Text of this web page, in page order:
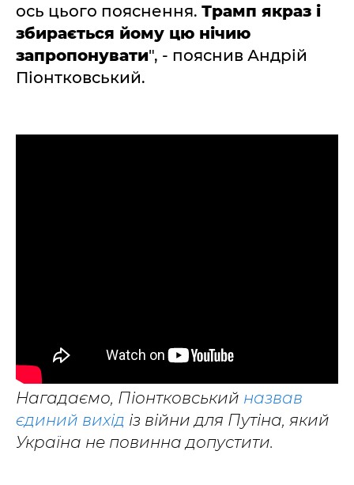
ось цього пояснення. Трамп якраз і
збирається йому цю нічию
запропонувати", - пояснив Андрій
Піонтковський.
Нагадаємо, Піонтковський назвав
єдиний вихід із війни для Путіна, який
Україна не повинна допустити.